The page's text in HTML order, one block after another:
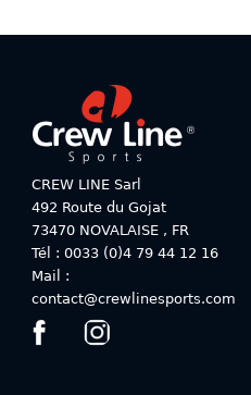
être
choisies
sur
la
page
du
produit
CREW LINE Sarl
492 Route du Gojat
73470 NOVALAISE , FR
Tél : 0033 (0)4 79 44 12 16
Mail :
contact@crewlinesports.com